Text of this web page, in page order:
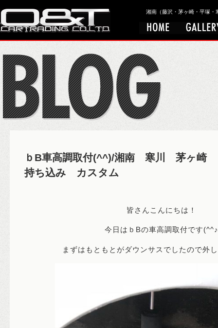
湘南（藤沢・茅ヶ崎・平塚
ｂB車高調取付(^^)/湘南 寒川 茅ヶ
持ち込み カスタム
皆さんこんにちは！
今日はｂBの車高調取付です
まずはもともとがダウンサスでしたので外